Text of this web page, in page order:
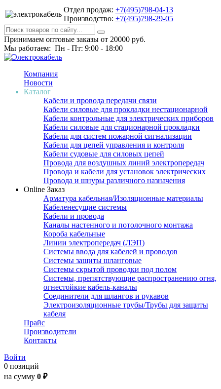
Отдел продаж: +7(495)798-04-13
Производство: +7(495)798-29-05
Принимаем оптовые заказы от 20000 руб.
Мы работаем: Пн - Пт: 9:00 - 18:00
Компания
Новости
Каталог
Кабели и провода передачи связи
Кабели силовые для прокладки нестационарной
Кабели контрольные для электрических приборов
Кабели силовые для стационарной прокладки
Кабели для систем пожарной сигнализации
Кабели для цепей управления и контроля
Кабели судовые для силовых цепей
Провода для воздушных линий электропередач
Провода и кабели для установок электрических
Провода и шнуры различного назначения
Online Заказ
Арматура кабельная/Изоляционные материалы
Кабеленесущие системы
Кабели и провода
Каналы настенного и потолочного монтажа
Короба кабельные
Линии электропередач (ЛЭП)
Системы ввода для кабелей и проводов
Системы защиты шланговые
Системы скрытой проводки под полом
Системы, препятствующие распространению огня,
огнестойкие кабель-каналы
Соединители для шлангов и рукавов
Электроизоляционные трубы/Трубы для защиты
кабеля
Прайс
Производители
Контакты
Войти
0 позиций
на сумму 0 ₽